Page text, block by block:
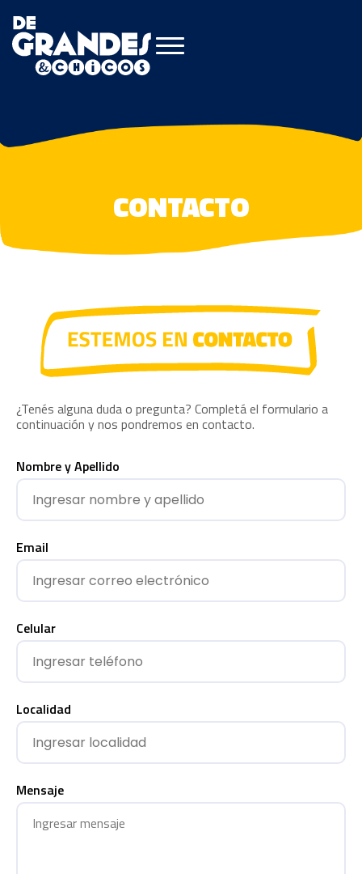
CONTACTO
¿Tenés alguna duda o pregunta? Completá el formulario a
continuación y nos pondremos en contacto.
Nombre y Apellido
Email
Celular
Localidad
Mensaje